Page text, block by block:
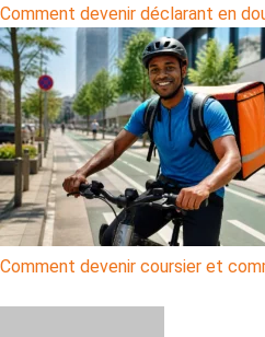
Comment devenir déclarant en
Comment devenir coursier et